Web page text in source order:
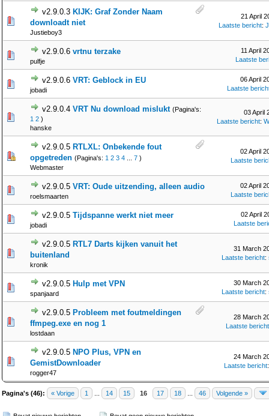
v2.9.0.3 KIJK: Graf Zonder Naam
downloadt niet
Justieboy3
21 April
Laatste bericht:
v2.9.0.6 vrtnu terzake
pulfje
11 April
Laatste
v2.9.0.6 VRT: Geblock in EU
jobadi
06 April
Laatste
v2.9.0.4 VRT Nu download mislukt (Pagina's:
1 2 )
hanske
03 April
Laatste bericht:
v2.9.0.5 RTLXL: Onbekende fout
opgetreden (Pagina's: 1 2 3 4 7 )
Webmaster
02 April
Laatste
v2.9.0.5 VRT: Oude uitzending, alleen audio
roelsmaarten
02 April
Laatste
v2.9.0.5 Tijdspanne werkt niet meer
jobadi
02 April
Laatste
v2.9.0.5 RTL7 Darts kijken vanuit het
buitenland
kronik
31 March
Laatste bericht:
v2.9.0.5 Hulp met VPN
spanjaard
30 March
Laatste bericht:
v2.9.0.5 Probleem met foutmeldingen
ffmpeg.exe en nog 1
lostdaan
28 March
Laatste bericht
v2.9.0.5 NPO Plus, VPN en
GemistDownloader
rogger47
24 March
Laatste bericht
Pagina's (46): « Vorige 1 14 15 16 17 18 46 Volgende »